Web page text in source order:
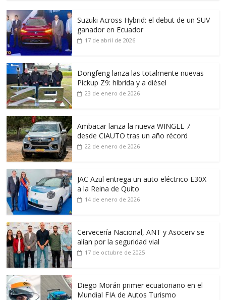
Suzuki Across Hybrid: el debut de un SUV
ganador en Ecuador
17 de abril de 2026
Dongfeng lanza las totalmente nuevas
Pickup Z9: híbrida y a diésel
23 de enero de 2026
Ambacar lanza la nueva WINGLE 7
desde CIAUTO tras un año récord
22 de enero de 2026
JAC Azul entrega un auto eléctrico E30X
a la Reina de Quito
14 de enero de 2026
Cervecería Nacional, ANT y Asocerv se
alían por la seguridad vial
17 de octubre de 2025
Diego Morán primer ecuatoriano en el
Mundial FIA de Autos Turismo